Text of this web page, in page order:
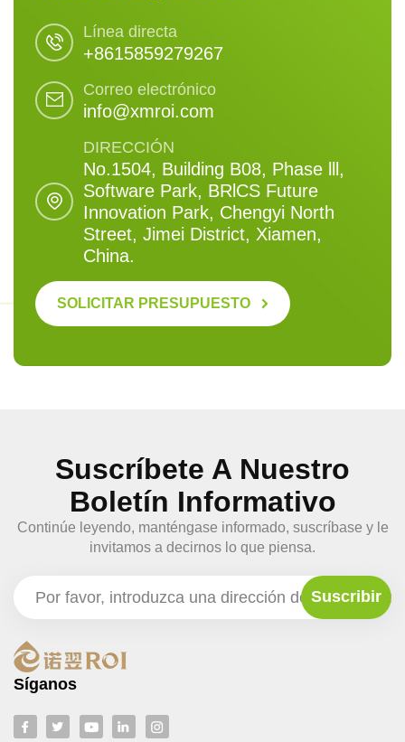
Línea directa
+8615859279267
Correo electrónico
info@xmroi.com
DIRECCIÓN
No.1504, Building B08, Phase lll,
Software Park, BRlCS Future
Innovation Park, Chengyi North
Street, Jimei District, Xiamen,
China.
SOLICITAR PRESUPUESTO
Suscríbete A Nuestro
Boletín Informativo
Continúe leyendo, manténgase informado, suscríbase y le
invitamos a decirnos lo que piensa.
Síganos